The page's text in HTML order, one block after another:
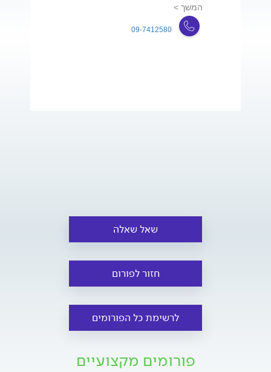
המשך >
09-7412580
שאל שאלה
חזור לפורום
לרשימת כל הפורומים
פורומים מקצועיים